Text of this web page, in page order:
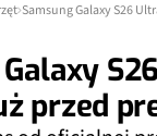
przed